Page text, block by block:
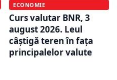
ECONOMIE
Curs valutar BNR, 3
august 2026. Leul
câștigă teren în fața
principalelor valute